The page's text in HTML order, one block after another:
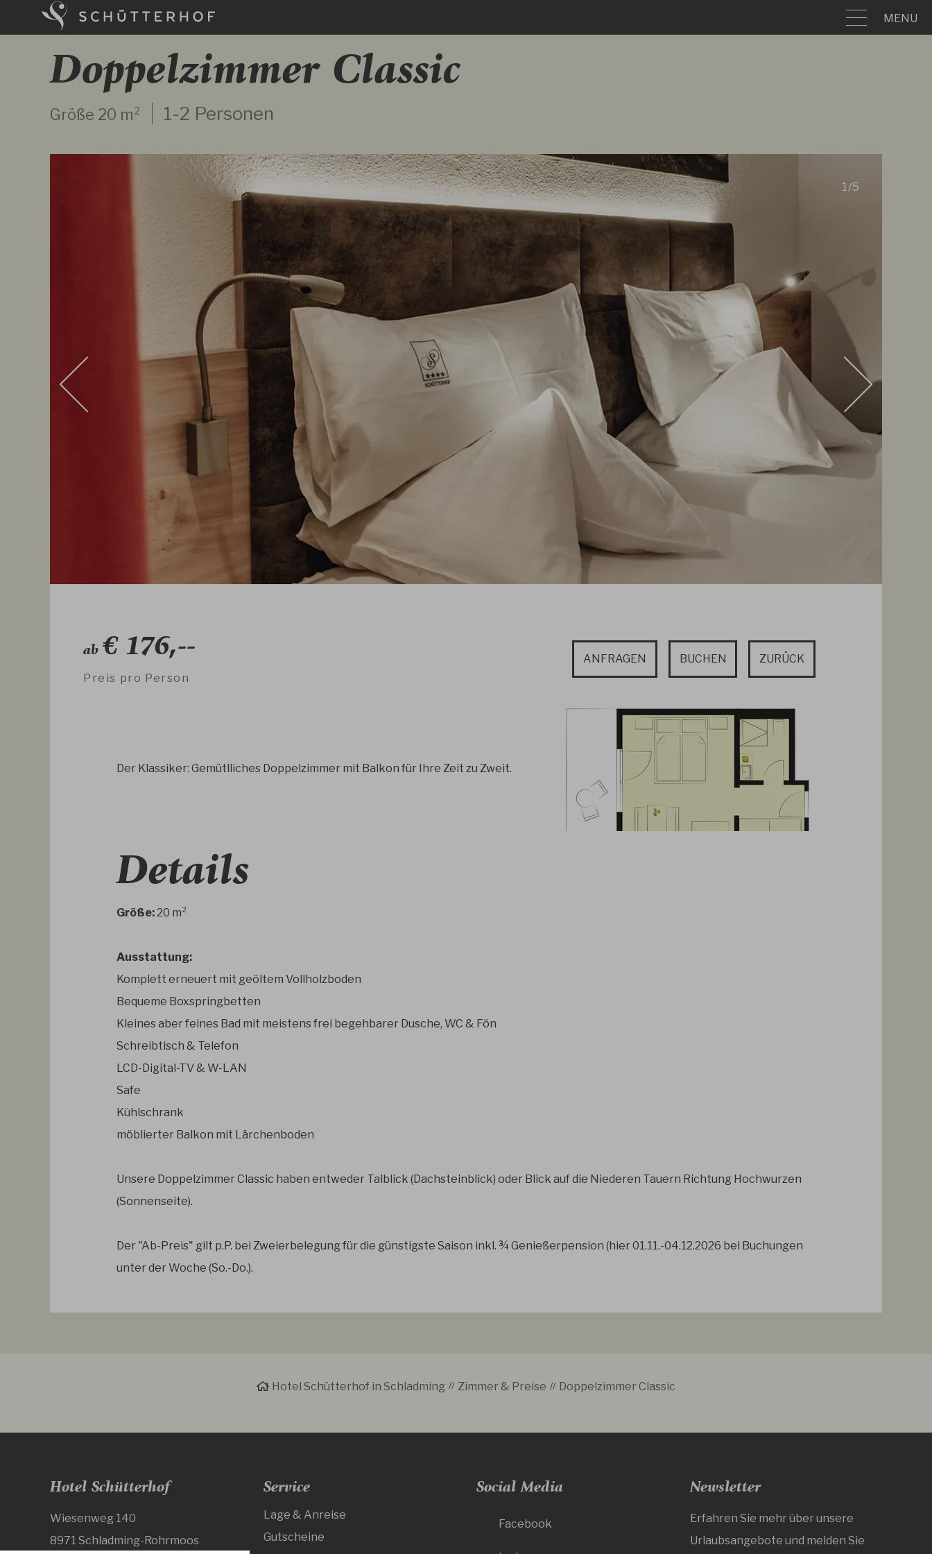
Startseite
MENU
Doppelzimmer Classic
Größe 20 m² 1-2 Personen
1/5
ab € 176,--
Preis pro Person
ANFRAGEN BUCHEN ZURÜCK
Der Klassiker: Gemütlliches Doppelzimmer mit Balkon für Ihre Zeit zu Zweit.
Details
Größe:20 m²
Ausstattung:
Komplett erneuert mit geöltem Vollholzboden
Bequeme Boxspringbetten
Kleines aber feines Bad mit meistens frei begehbarer Dusche, WC & Fön
Schreibtisch & Telefon
LCD-Digital-TV & W-LAN
Safe
Kühlschrank
möblierter Balkon mit Lärchenboden
Unsere Doppelzimmer Classic haben entweder Talblick (Dachsteinblick) oder Blick auf die Niederen Tauern Richtung Hochwurzen
(Sonnenseite).
Der "Ab-Preis" gilt p.P. bei Zweierbelegung für die günstigste Saison inkl. ¾ Genießerpension (hier 01.11.-04.12.2026 bei Buchungen
unter der Woche (So.-Do.).
Hotel Schütterhof in Schladming Zimmer & Preise Doppelzimmer Classic
Hotel Schütterhof
Wiesenweg 140
8971 Schladming-Rohrmoos
Service
Lage & Anreise
Gutscheine
Social Media
Facebook
Newsletter
Erfahren Sie mehr über unsere
Urlaubsangebote und melden Sie